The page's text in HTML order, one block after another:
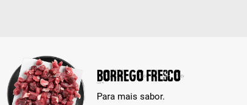
Borrego Fresco
Para mais sabor.